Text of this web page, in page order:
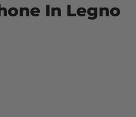
In Legno